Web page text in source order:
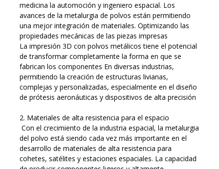
medicina la automoción y ingeniero espacial. Los
avances de la metalurgia de polvos están permitiendo
una mejor integración de materiales. Optimizando las
propiedades mecánicas de las piezas impresas
La impresión 3D con polvos metálicos tiene el potencial
de transformar completamente la forma en que se
fabrican los componentes En diversas industrias,
permitiendo la creación de estructuras livianas,
complejas y personalizadas, especialmente en el diseño
de prótesis aeronáuticas y dispositivos de alta precisión
2. Materiales de alta resistencia para el espacio
Con el crecimiento de la industria espacial, la metalurgia
del polvo está siendo cada vez más importante en el
desarrollo de materiales de alta resistencia para
cohetes, satélites y estaciones espaciales. La capacidad